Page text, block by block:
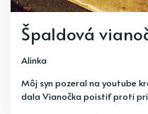
Špaldová
Alinka
Môj syn pozeral na youtube
dala Vianočka poistiť proti